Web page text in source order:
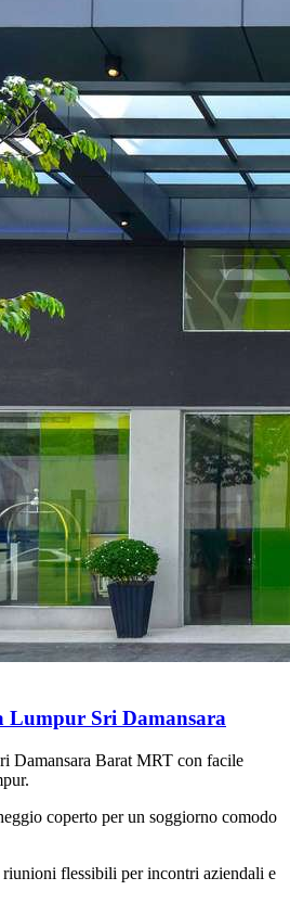
Lumpur Sri Damansara
Damansara Barat MRT con facile
coperto per un soggiorno comodo
riunioni flessibili per incontri aziendali e